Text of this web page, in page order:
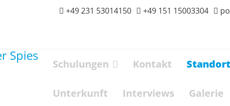
+49 231 53014150 +49 151 15003304
Schulungen Kontakt
Unterkunft Interviews Galerie